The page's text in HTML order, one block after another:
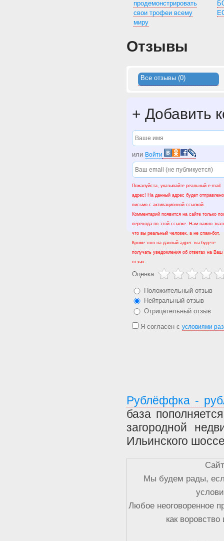
продемонстрировать
свои трофеи всему
миру
Отзывы
Все отзывы (0)
+ Добавить
или Войти
Пожалуйста, указывайте реальный e-mail
адрес! На данный адрес будет отправлено
письмо с активационной ссылкой.
Комментарий появится на сайте только
перехода по этой ссылке. Нам важно
что вы реальный человек, а не спам-бот.
Кроме того на данный адрес вы будете
получать уведомления об ответах на Ваш
отзыв.
Оценка
Положительный отзыв
Нейтральный отзыв
Отрицательный отзыв
Я согласен с условиями
Рублёффка -
база
загородной
Ильинского
Мы будем рады,
Любое неоговоренное
как